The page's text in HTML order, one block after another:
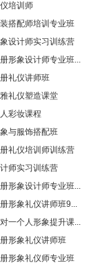
培训师
搭配师培训专业班
设计师实习训练营
形象设计师专业班...
礼仪讲师班
礼仪塑造课堂
彩妆课程
与服饰搭配班
礼仪培训师训练营
师实习训练营
形象设计师专业班...
形象礼仪讲师班9...
一个人形象提升课...
形象礼仪讲师班
形象礼仪师专业班